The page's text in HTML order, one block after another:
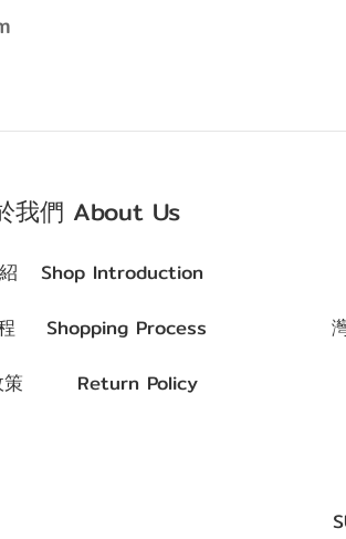
我們 About Us
紹 Shop Introduction
Shopping Process
策 Return Policy